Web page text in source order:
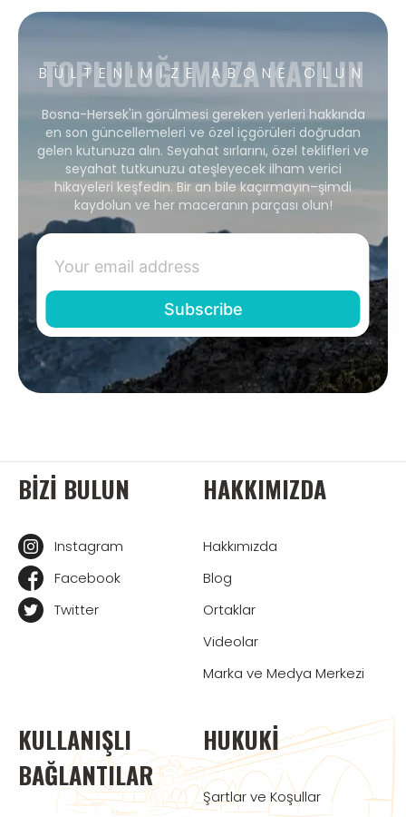
BÜLTENIMIZE ABONE OLUN
TOPLULUĞUMUZA KATILIN
Bosna-Hersek'in görülmesi gereken yerleri hakkında
en son güncellemeleri ve özel içgörüleri doğrudan
gelen kutunuza alın. Seyahat sırlarını, özel teklifleri ve
seyahat tutkunuzu ateşleyecek ilham verici
hikayeleri keşfedin. Bir an bile kaçırmayın–şimdi
kaydolun ve her maceranın parçası olun!
BIZI BULUN
Instagram
Facebook
Twitter
HAKKIMIZDA
Hakkımızda
Blog
Ortaklar
Videolar
Marka ve Medya Merkezi
KULLANIŞLI
BAĞLANTILAR
HUKUKI
Şartlar ve Koşullar